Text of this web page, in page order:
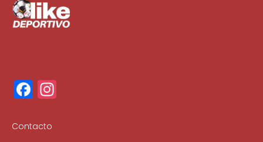
F
a
c
Contacto